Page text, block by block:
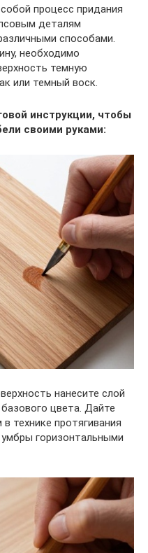
процесс придания
деталям
способами.
необходимо
темную
или темный воск.
инструкции, чтобы
своими руками:
нанесите слой
цвета. Дайте
технике протягивания
горизонтальными